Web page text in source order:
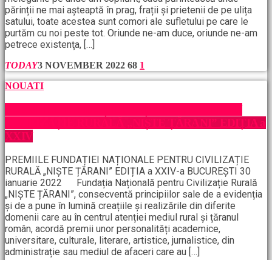
părinții ne mai așteaptă în prag, frații și prietenii de pe ulița
satului, toate acestea sunt comori ale sufletului pe care le
purtăm cu noi peste tot. Oriunde ne-am duce, oriunde ne-am
petrece existenţa, […]
TODAY3 NOVEMBER 2022 68 1
NOUATI
CIVILIZAȚIE RURALĂ „NIȘTE ȚĂRANI” EDIȚIA a
XXIV
PREMIILE FUNDAȚIEI NAȚIONALE PENTRU CIVILIZAȚIE
RURALĂ „NIȘTE ȚĂRANI” EDIȚIA a XXIV-a BUCUREȘTI 30
ianuarie 2022 Fundația Națională pentru Civilizație Rurală
„NIȘTE ȚĂRANI”, consecventă principiilor sale de a evidenția
și de a pune în lumină creațiile și realizările din diferite
domenii care au în centrul atenției mediul rural și țăranul
român, acordă premii unor personalități academice,
universitare, culturale, literare, artistice, jurnalistice, din
administrație sau mediul de afaceri care au […]